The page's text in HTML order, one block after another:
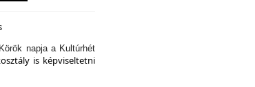
napja a Kultúrhét
is képviseltetni